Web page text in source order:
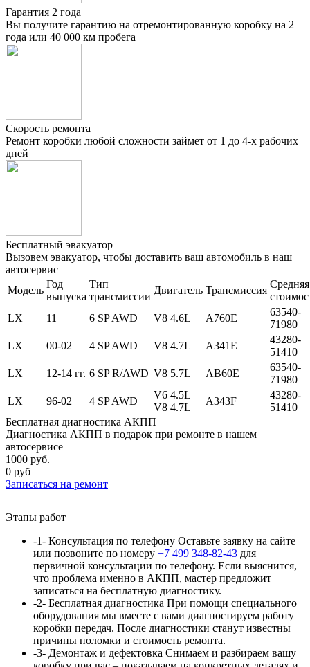
Гарантия 2 года
Вы получите гарантию на отремонтированную коробку на 2
года или 40 000 км пробега
Скорость ремонта
Ремонт коробки любой сложности займет от 1 до 4-х рабочих
дней
Бесплатный эвакуатор
Вызовем эвакуатор, чтобы доставить ваш автомобиль в наш
автосервис
Модель
Год
выпуска
Тип
трансмиссии
Двигатель Трансмиссия
Средняя
LX
11 6 SP AWD V8 4.6L A760E
63540-
71980
LX
00-02 4 SP AWD V8 4.7L A341E
43280-
51410
LX
12-14 гг. 6 SP R/AWD V8 5.7L AB60E
63540-
71980
LX
96-02 4 SP AWD
V6 4.5L
V8 4.7L
A343F
43280-
51410
Бесплатная диагностика АКПП
Диагностика АКПП в подарок при ремонте в нашем
автосервисе
1000 руб.
0 руб
Записаться на ремонт
Этапы работ
-1- Консультация по телефону Оставьте заявку на сайте
или позвоните по номеру +7 499 348-82-43 для
первичной консультации по телефону. Если выяснится,
что проблема именно в АКПП, мастер предложит
записаться на бесплатную диагностику.
-2- Бесплатная диагностика При помощи специального
оборудования мы вместе с вами диагностируем работу
коробки передач. После диагностики станут известны
причины поломки и стоимость ремонта.
-3- Демонтаж и дефектовка Снимаем и разбираем вашу